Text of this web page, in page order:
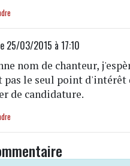
25/03/2015 à 17:10
nom de chanteur,
pas le seul point d'intérêt
de candidature.